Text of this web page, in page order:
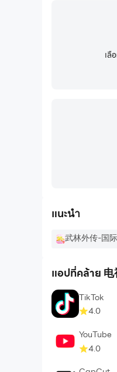
เลื
แนะนำ
武林外传-国
แอปที่คล้าย 电
TikTok
4.0
YouTube
4.0